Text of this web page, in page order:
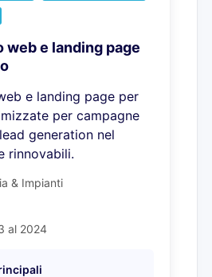
web e landing page
e landing page per
per campagne
generation nel
rinnovabili.
& Impianti
al 2024